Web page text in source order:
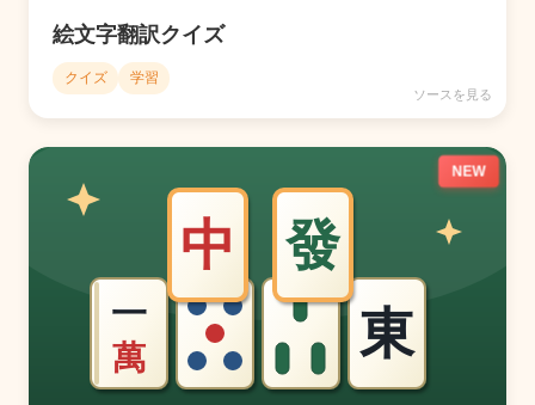
絵文字翻訳クイズ
クイズ 学習
ソースを見る
NEW